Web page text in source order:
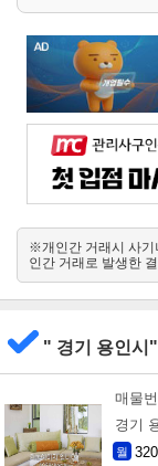
※개인간 거래시 사기
인간 거래로 발생한
" 경기 용인시
매물
경기
월 320